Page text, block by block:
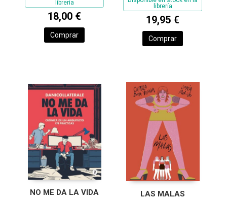
librería
18,00 €
Comprar
librería
19,95 €
Comprar
NO ME DA LA VIDA LAS MALAS